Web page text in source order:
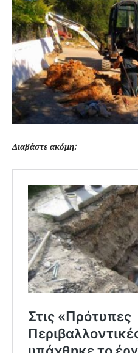
Διαβάστε ακόμη: